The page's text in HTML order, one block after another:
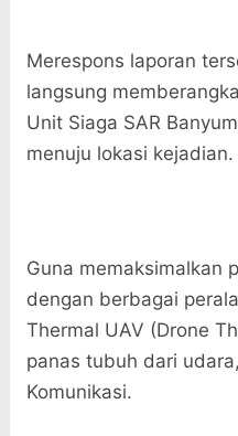
Merespons laporan
langsung
Unit Siaga SAR
menuju lokasi kejadian.
Guna memaksimalkan
dengan berbagai
Thermal UAV (Drone
panas tubuh dari
Komunikasi.